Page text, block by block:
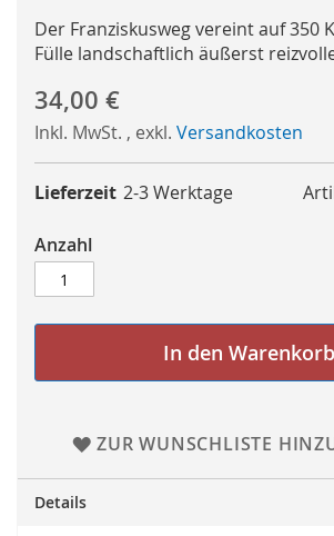
Der Franziskusweg vereint auf 350
Fülle landschaftlich äußerst
34,00 €
Inkl. MwSt. , exkl. Versandkosten
Lieferzeit 2-3 Werktage
Anzahl
In den Warenkorb
ZUR WUNSCHLISTE
Details